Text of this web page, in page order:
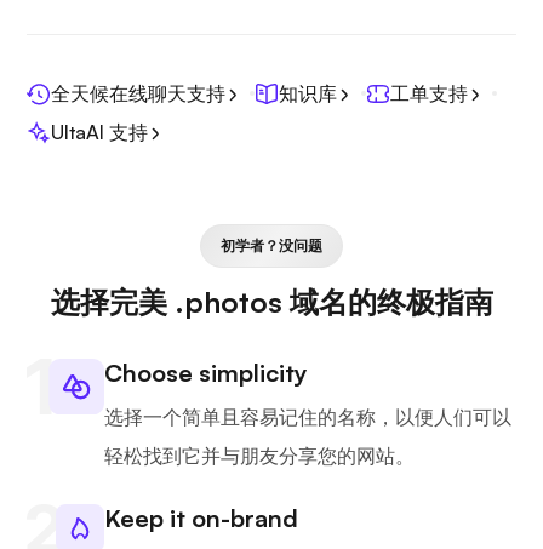
全天候在线聊天支持 知识库
工单支持
UltaAI 支持
初学者？没问题
选择完美 .photos 域名的终极指南
Choose simplicity
选择一个简单且容易记住的名称，以便人们可以
轻松找到它并与朋友分享您的网站。
Keep it on-brand